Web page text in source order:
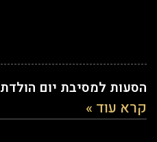
הסעות למסיבת יום הולדת
קרא עוד »